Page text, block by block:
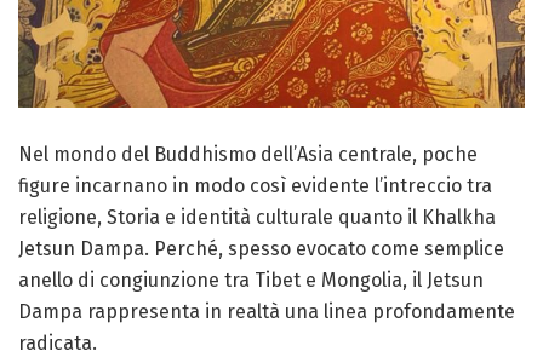
Nel mondo del Buddhismo dell’Asia centrale, poche
figure incarnano in modo così evidente l’intreccio tra
religione, Storia e identità culturale quanto il Khalkha
Jetsun Dampa. Perché, spesso evocato come semplice
anello di congiunzione tra Tibet e Mongolia, il Jetsun
Dampa rappresenta in realtà una linea profondamente
radicata.